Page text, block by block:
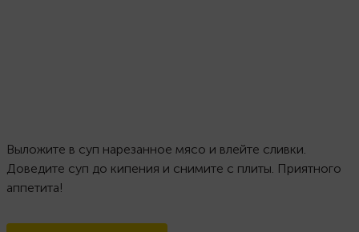
Выложите в суп нарезанное мясо и влейте сливки.
Доведите суп до кипения и снимите с плиты. Приятного
аппетита!